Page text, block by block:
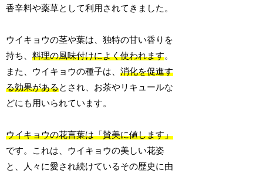
香辛料や薬草として利用されてきました。
ウイキョウの茎や葉は、独特の甘い香りを
持ち、料理の風味付けによく使われます。
また、ウイキョウの種子は、消化を促進す
る効果があるとされ、お茶やリキュールな
どにも用いられています。
ウイキョウの花言葉は「賛美に値します」
です。これは、ウイキョウの美しい花姿
と、人々に愛され続けているその歴史に由